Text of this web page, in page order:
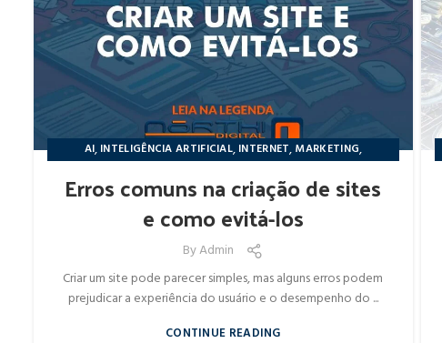
AI, INTELIGÊNCIA ARTIFICIAL, INTERNET, MARKETING,
Erros comuns na criação de sites
e como evitá-los
ByAdmin
Criar um site pode parecer simples, mas alguns erros podem
prejudicar a experiência do usuário e o desempenho do ...
CONTINUE READING